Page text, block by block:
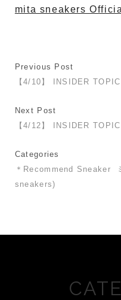
mita sneakers
Previous Post
【4/10】 INSIDER TOPIC
Next Post
【4/12】 INSIDER TOPIC
Categories
＊Recommend Sneaker
sneakers)